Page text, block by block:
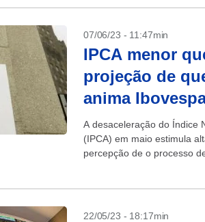
07/06/23 - 11:47min
IPCA menor
projeção de
anima
A desaceleração do Índice
(IPCA) em maio estimula
percepção de o processo
22/05/23 - 18:17min